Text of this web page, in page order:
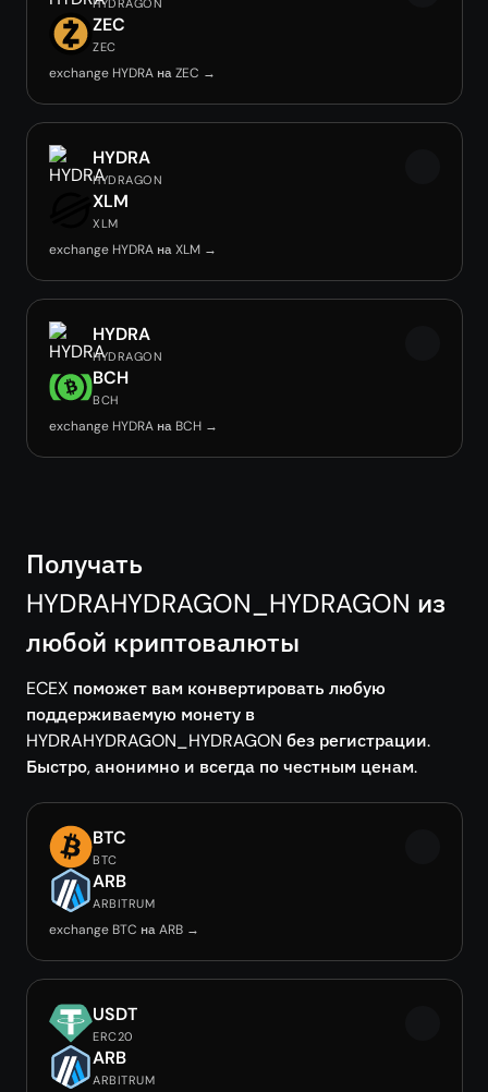
HYDRAGON
ZEC
ZEC
exchange HYDRA на ZEC →
HYDRA
HYDRAGON
XLM
XLM
exchange HYDRA на XLM →
HYDRA
HYDRAGON
BCH
BCH
exchange HYDRA на BCH →
Получать
HYDRAHYDRAGON_HYDRAGON из
любой криптовалюты
ECEX поможет вам конвертировать любую
поддерживаемую монету в
HYDRAHYDRAGON_HYDRAGON без регистрации.
Быстро, анонимно и всегда по честным ценам.
BTC
BTC
ARB
ARBITRUM
exchange BTC на ARB →
USDT
ERC20
ARB
ARBITRUM